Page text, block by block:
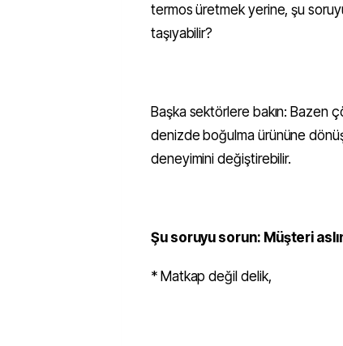
termos üretmek yerine, şu
taşıyabilir?
Başka sektörlere bakın: Bazen
denizde boğulma ürününe
deneyimini değiştirebilir.
Şu soruyu sorun: Müşteri
* Matkap değil delik,